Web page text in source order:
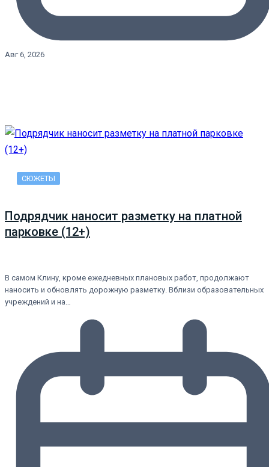
Авг 6, 2026
СЮЖЕТЫ
Подрядчик наносит разметку на платной
парковке (12+)
В самом Клину, кроме ежедневных плановых работ, продолжают
наносить и обновлять дорожную разметку. Вблизи образовательных
учреждений и на…